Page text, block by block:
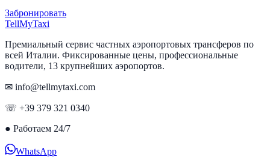
Забронировать
TellMyTaxi
Премиальный сервис частных аэропортовых трансферов по
всей Италии. Фиксированные цены, профессиональные
водители, 13 крупнейших аэропортов.
✉ info@tellmytaxi.com
☏ +39 379 321 0340
● Работаем 24/7
WhatsApp